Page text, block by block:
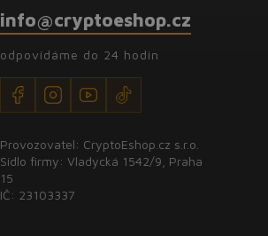
info@cryptoeshop.cz
odpovídáme do 24 hodin
Provozovatel: CryptoEshop.cz s.r.o.
Sídlo firmy: Vladycká 1542/9, Praha
15
IČ: 23103337